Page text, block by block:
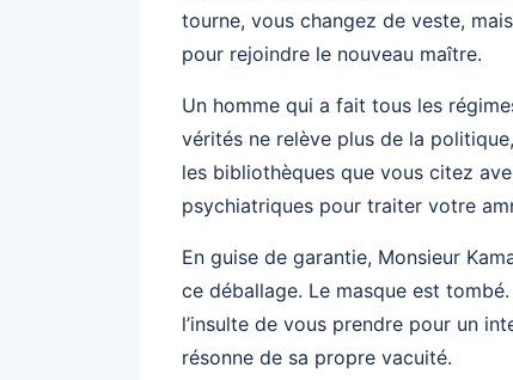
tourne, vous changez de veste,
pour rejoindre le nouveau maître.
Un homme qui a fait tous les
vérités ne relève plus de la
les bibliothèques que vous citez
psychiatriques pour traiter votre
En guise de garantie, Monsieur
ce déballage. Le masque est
l’insulte de vous prendre pour un
résonne de sa propre vacuité.